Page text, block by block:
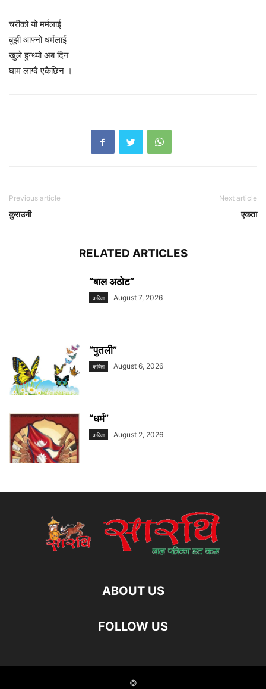
चरीको यो मर्मलाई
बुझी आफ्नो धर्मलाई
खुले हुन्थ्यो अब दिन
घाम लाग्दै एकैछिन ।
Previous article
कुराउनी
Next article
एकता
RELATED ARTICLES
“बाल अठोट”
कविता August 7, 2026
“पुतली”
कविता August 6, 2026
“धर्म”
कविता August 2, 2026
ABOUT US
FOLLOW US
©